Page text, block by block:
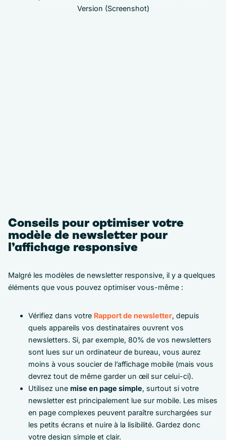
Conseils pour optimiser votre
modèle de newsletter pour
l’affichage responsive
Malgré les modèles de newsletter responsive, il y a quelques
éléments que vous pouvez optimiser vous-même :
Vérifiez dans votre Rapport de newsletter, depuis
quels appareils vos destinataires ouvrent vos
newsletters. Si, par exemple, 80% de vos newsletters
sont lues sur un ordinateur de bureau, vous aurez
moins à vous soucier de l’affichage mobile (mais vous
devrez tout de même garder un œil sur celui-ci).
Utilisez une mise en page simple, surtout si votre
newsletter est principalement lue sur mobile. Les mises
en page complexes peuvent paraître surchargées sur
les petits écrans et nuire à la lisibilité. Gardez donc
votre design simple et clair.